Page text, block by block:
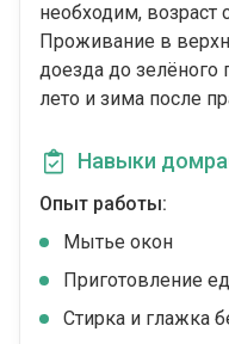
необходим, возраст
Проживание в
доезда до зелёного
лето и зима после
Навыки
Опыт работы:
Мытье окон
Приготовление
Стирка и глажка